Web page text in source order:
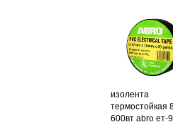
изолента
термостойкая
600вт abro ет-